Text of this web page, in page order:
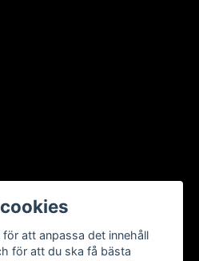
att anpassa det innehåll
för att du ska få bästa